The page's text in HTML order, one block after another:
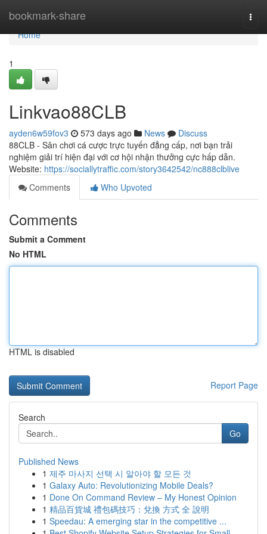
bookmark-share
Home
Home
1
Linkvao88CLB
ayden6w59fov3 573 days ago News
Discuss
88CLB - Sân chơi cá cược trực tuyến đẳng cấp, nơi bạn trải
nghiệm giải trí hiện đại với cơ hội nhận thưởng cực hấp dẫn.
Website: https://sociallytraffic.com/story3642542/nc888clblive
Comments
Who Upvoted
Comments
Submit a Comment
No HTML
HTML is disabled
Report Page
Search
Go
Published News
1 제주 마사지 선택 시 알아야 할 모든 것
1 Galaxy Auto: Revolutionizing Mobile Deals?
1 Done On Command Review – My Honest Opinion
1 精品百貨城 禮包碼技巧：兌換 方式 全 說明
1 Speedau: A emerging star in the competitive ...